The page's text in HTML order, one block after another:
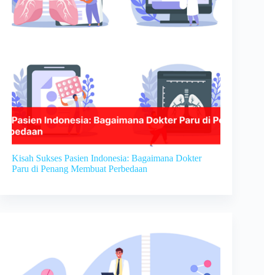
Kisah Sukses Pasien Indonesia: Bagaimana Dokter
Paru di Penang Membuat Perbedaan